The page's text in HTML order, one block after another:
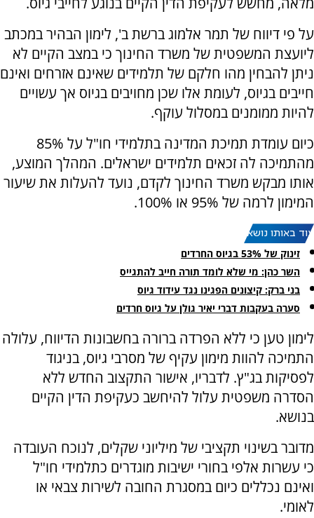
על פי דיווח של תמר אלמוג ברשת ב', לימון הבהיר במכתב
ליועצת המשפטית של משרד החינוך כי במצב הקיים לא
ניתן להבחין מהו חלקם של תלמידים שאינם אזרחים ואינם
חייבים בגיוס, לעומת אלו שכן מחויבים בגיוס אך עשויים
להיות ממומנים במסלול עוקף.
כיום עומדת תמיכת המדינה בתלמידי חו"ל על 85%
מהתמיכה לה זכאים תלמידים ישראלים. המהלך המוצע,
אותו מבקש משרד החינוך לקדם, נועד להעלות את שיעור
המימון לרמה של 95% או 100%.
עוד באותו נושא:
זינוק של 53% בגיוס החרדים
השר כהן: מי שלא לומד תורה חייב להתגייס
בני ברק: קיצונים הפגינו נגד עידוד גיוס
סערה בעקבות דברי יאיר גולן על גיוס חרדים
לימון טען כי ללא הפרדה ברורה בחשבונות הדיווח, עלולה
התמיכה להוות מימון עקיף של מסרבי גיוס, בניגוד
לפסיקות בג"ץ. לדבריו, אישור התקצוב החדש ללא
הסדרה משפטית עלול להיחשב כעקיפת הדין הקיים
בנושא.
מדובר בשינוי תקציבי של מיליוני שקלים, לנוכח העובדה
כי עשרות אלפי בחורי ישיבות מוגדרים כתלמידי חו"ל
ואינם נכללים כיום במסגרת החובה לשירות צבאי או
לאומי.